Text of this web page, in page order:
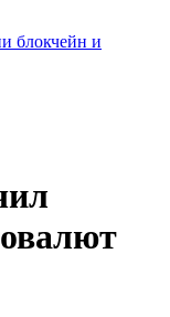
блокчейн и